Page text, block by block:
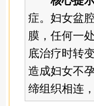
症。妇女盆
膜，任何一
底治疗时转
造成妇女不
缔组织相连